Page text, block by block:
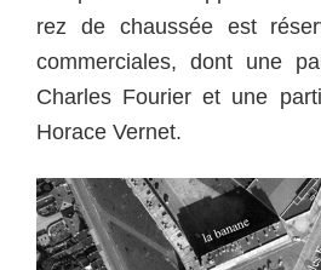
rez de chaussée est
commerciales, dont une
Charles Fourier et une
Horace Vernet.